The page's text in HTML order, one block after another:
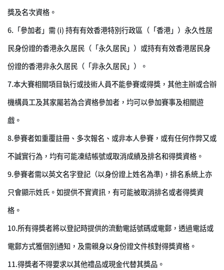
獎及名次資格。
6. 「參加者」需 (i) 持有有效香港特別行政區（「香港」）永久性居
民身份證的香港永久居民（「永久居民」）或持有有效香港居民身
份證的香港非永久居民（「非永久居民」）。
7.本大賽相關項目執行或技術人員不能參賽或得獎，其他主辦或合辦
機構員工及其家屬若為合資格參加者，均可以參加賽事及相關遊
戲。
8.參賽者如重覆註冊、多次報名、或非本人參賽，或有任何作弊又或
不誠實行為，均有可能凍結帳號或取消成績及排名和得獎資格。
9.參賽者需以英文名字登記（以身份證上姓名為準)，排名系統上亦
只會顯示姓氏。如提供不實資訊，有可能被取消排名或者得獎資
格。
10.所有得獎者將以登記時提供的流動電話號碼或電郵，透過電話或
電郵方式獲個別通知，及需親身以身份證文件核對得獎資格。
11.得獎者不得要求以其他禮品或現金代替其獎品。